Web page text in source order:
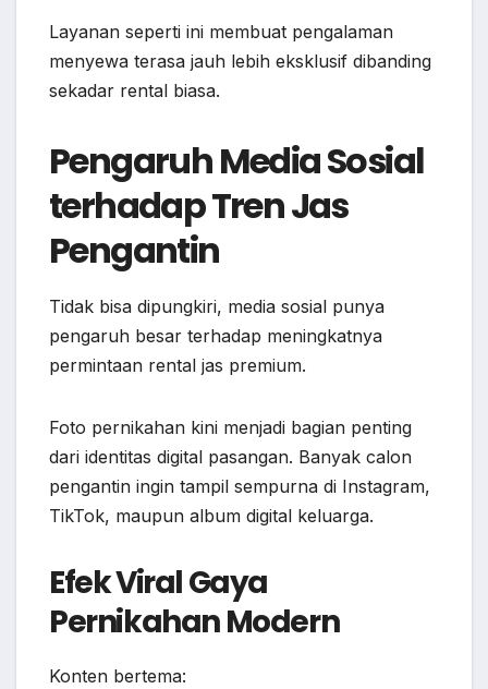
Layanan seperti ini membuat pengalaman
menyewa terasa jauh lebih eksklusif dibanding
sekadar rental biasa.
Pengaruh Media Sosial
terhadap Tren Jas
Pengantin
Tidak bisa dipungkiri, media sosial punya
pengaruh besar terhadap meningkatnya
permintaan rental jas premium.
Foto pernikahan kini menjadi bagian penting
dari identitas digital pasangan. Banyak calon
pengantin ingin tampil sempurna di Instagram,
TikTok, maupun album digital keluarga.
Efek Viral Gaya
Pernikahan Modern
Konten bertema: